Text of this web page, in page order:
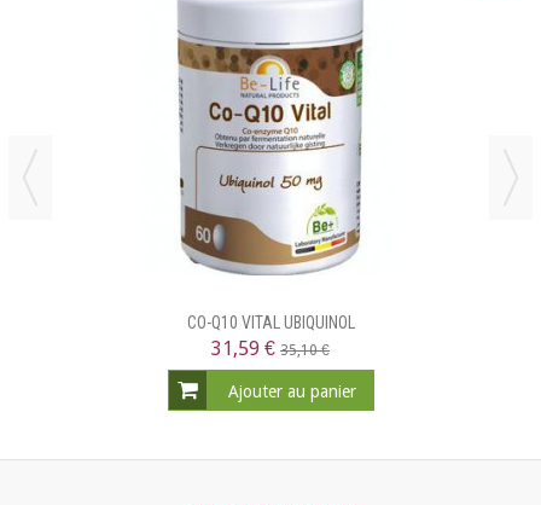
CO-Q10 VITAL UBIQUINOL
31,59 € 35,10 €
Ajouter au panier